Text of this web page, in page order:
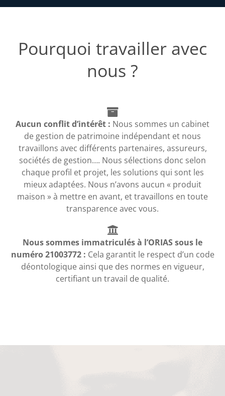
Pourquoi travailler avec
nous ?
Aucun conflit d’intérêt : Nous sommes un cabinet
de gestion de patrimoine indépendant et nous
travaillons avec différents partenaires, assureurs,
sociétés de gestion…. Nous sélections donc selon
chaque profil et projet, les solutions qui sont les
mieux adaptées. Nous n’avons aucun « produit
maison » à mettre en avant, et travaillons en toute
transparence avec vous.
Nous sommes immatriculés à l’ORIAS sous le
numéro 21003772 : Cela garantit le respect d’un code
déontologique ainsi que des normes en vigueur,
certifiant un travail de qualité.